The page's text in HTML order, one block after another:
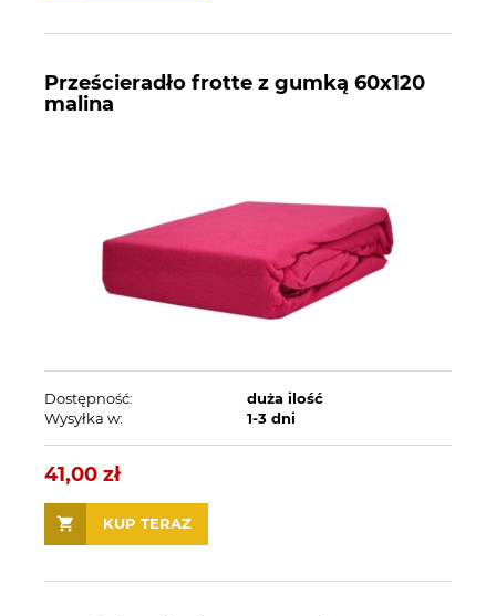
Prześcieradło frotte z gumką 60x120
malina
Dostępność:
duża ilość
Wysyłka w:
1-3 dni
41,00 zł
KUP TERAZ